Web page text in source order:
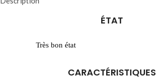
ÉTAT
Très bon état
CARACTÉRISTIQUES